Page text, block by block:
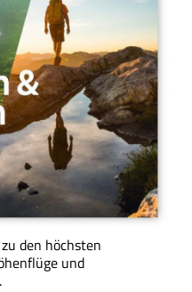
den höchsten
und